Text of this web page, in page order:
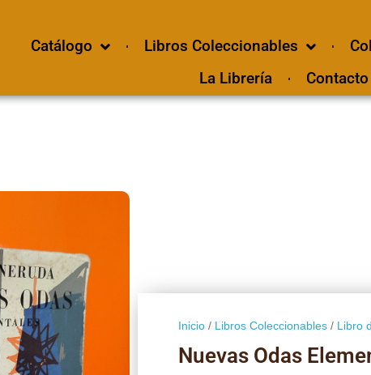
Catálogo Libros Coleccionables
La Librería
Contacto
Inicio/ Libros Coleccionables/ Libro
Nuevas Odas